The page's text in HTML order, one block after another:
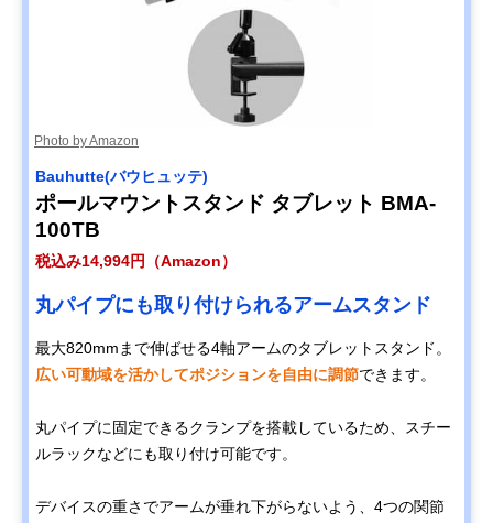
Photo by Amazon
Bauhutte(バウヒュッテ)
ポールマウントスタンド タブレット BMA-
100TB
税込み14,994円（Amazon）
丸パイプにも取り付けられるアームスタンド
最大820mmまで伸ばせる4軸アームのタブレットスタンド。
広い可動域を活かしてポジションを自由に調節できます。
丸パイプに固定できるクランプを搭載しているため、スチー
ルラックなどにも取り付け可能です。
デバイスの重さでアームが垂れ下がらないよう、4つの関節